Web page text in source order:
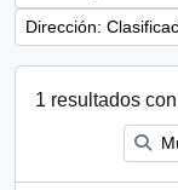
Dirección:
1 resultados